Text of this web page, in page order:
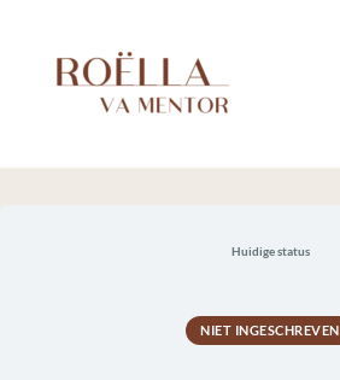
Huidige status
NIET INGESCHREVEN